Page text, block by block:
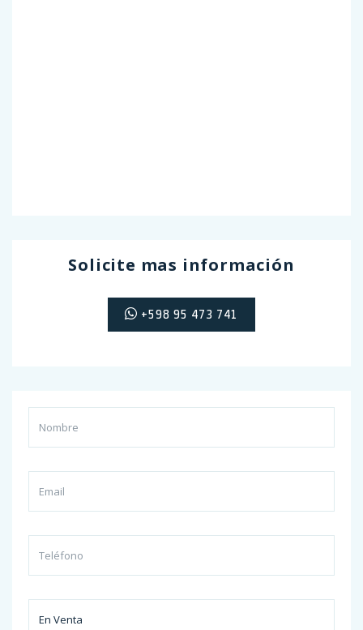
Solicite mas información
+598 95 473 741